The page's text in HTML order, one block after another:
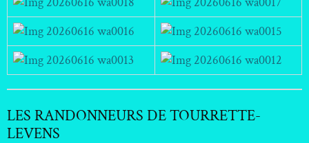
LES RANDONNEURS DE TOURRETTE-
LEVENS